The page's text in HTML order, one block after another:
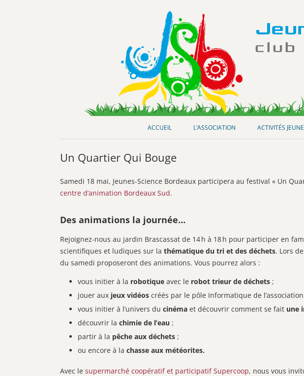
Jeunes-Science Bordeaux
ACCUEIL L’ASSOCIATION ACTIVITÉS
Un Quartier Qui Bouge
Samedi 18 mai, Jeunes-Science Bordeaux participera au festival « Un
centre d’animation Bordeaux Sud.
Des animations la journée…
Rejoignez-nous au jardin Brascassat de 14 h à 18 h pour participer en
scientifiques et ludiques sur la thématique du tri et des déchets. Lors
du samedi proposeront des animations. Vous pourrez alors :
vous initier à la robotique avec le robot trieur de déchets ;
jouer aux jeux vidéos créés par le pôle Informatique de
vous initier à l’univers du cinéma et découvrir comment se fait une
découvrir la chimie de l’eau ;
partir à la pêche aux déchets ;
ou encore à la chasse aux météorites.
Avec le supermarché coopératif et participatif Supercoop, nous vous